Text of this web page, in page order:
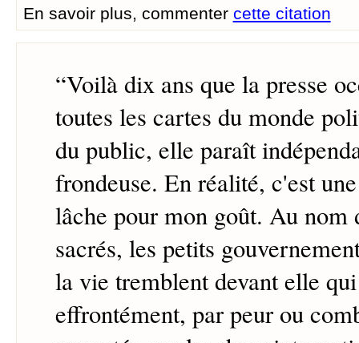
En savoir plus, commenter cette citation
“Voilà dix ans que la presse
toutes les cartes du monde
du public, elle paraît
frondeuse. En réalité, c'est
lâche pour mon goût. Au nom
sacrés, les petits
la vie tremblent devant elle
effrontément, par peur ou